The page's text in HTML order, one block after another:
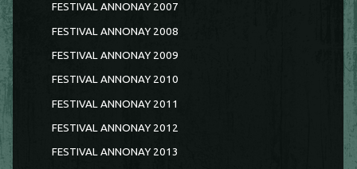
FESTIVAL ANNONAY 2007
FESTIVAL ANNONAY 2008
FESTIVAL ANNONAY 2009
FESTIVAL ANNONAY 2010
FESTIVAL ANNONAY 2011
FESTIVAL ANNONAY 2012
FESTIVAL ANNONAY 2013